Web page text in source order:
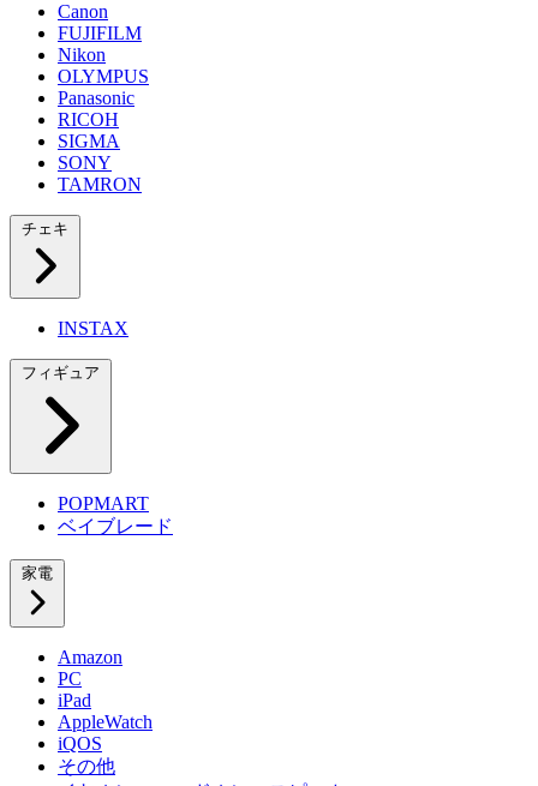
Canon
FUJIFILM
Nikon
OLYMPUS
Panasonic
RICOH
SIGMA
SONY
TAMRON
チェキ
INSTAX
フィギュア
POPMART
ベイブレード
家電
Amazon
PC
iPad
AppleWatch
iQOS
その他